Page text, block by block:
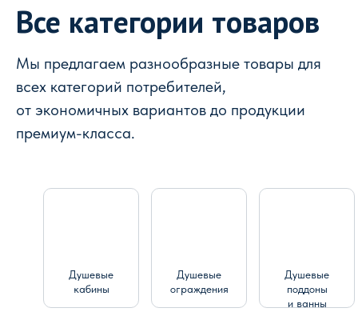
Все категории товаров
Мы предлагаем разнообразные товары для
всех категорий потребителей,
от экономичных вариантов до продукции
премиум-класса.
Душевые
кабины
Душевые
ограждения
Душевые
поддоны
и ванны